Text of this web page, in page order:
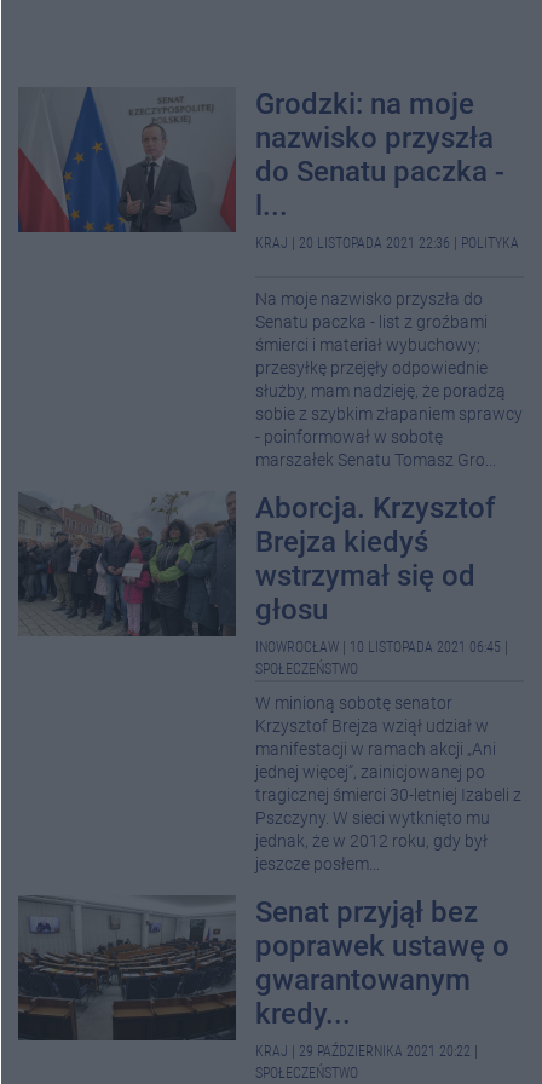
Grodzki: na moje
nazwisko przyszła
do Senatu paczka -
l...
KRAJ 20 LISTOPADA 2021 22:36 POLITYKA
Na moje nazwisko przyszła do
Senatu paczka - list z groźbami
śmierci i materiał wybuchowy;
przesyłkę przejęły odpowiednie
służby, mam nadzieję, że poradzą
sobie z szybkim złapaniem sprawcy
- poinformował w sobotę
marszałek Senatu Tomasz Gro...
Aborcja. Krzysztof
Brejza kiedyś
wstrzymał się od
głosu
INOWROCŁAW 10 LISTOPADA 2021 06:45
SPOŁECZEŃSTWO
W minioną sobotę senator
Krzysztof Brejza wziął udział w
manifestacji w ramach akcji „Ani
jednej więcej”, zainicjowanej po
tragicznej śmierci 30-letniej Izabeli z
Pszczyny. W sieci wytknięto mu
jednak, że w 2012 roku, gdy był
jeszcze posłem...
Senat przyjął bez
poprawek ustawę o
gwarantowanym
kredy...
KRAJ 29 PAŹDZIERNIKA 2021 20:22
SPOŁECZEŃSTWO